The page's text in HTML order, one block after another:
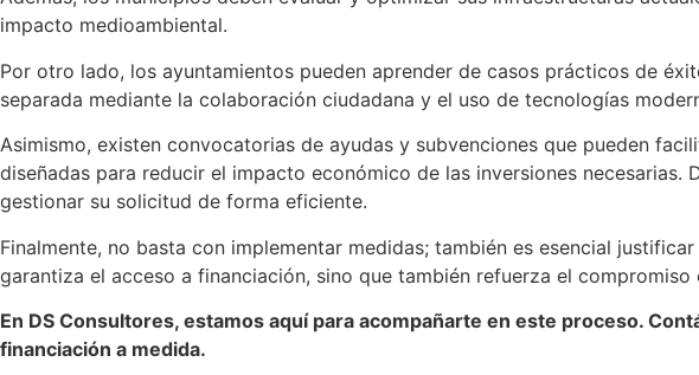
impacto medioambiental.
Por otro lado, los ayuntamientos pueden aprender de casos prácticos de
separada mediante la colaboración ciudadana y el uso de tecnologías
Asimismo, existen convocatorias de ayudas y subvenciones que pueden
diseñadas para reducir el impacto económico de las inversiones
gestionar su solicitud de forma eficiente.
Finalmente, no basta con implementar medidas; también es esencial
garantiza el acceso a financiación, sino que también refuerza el compromiso
En DS Consultores, estamos aquí para acompañarte en este proceso.
financiación a medida.